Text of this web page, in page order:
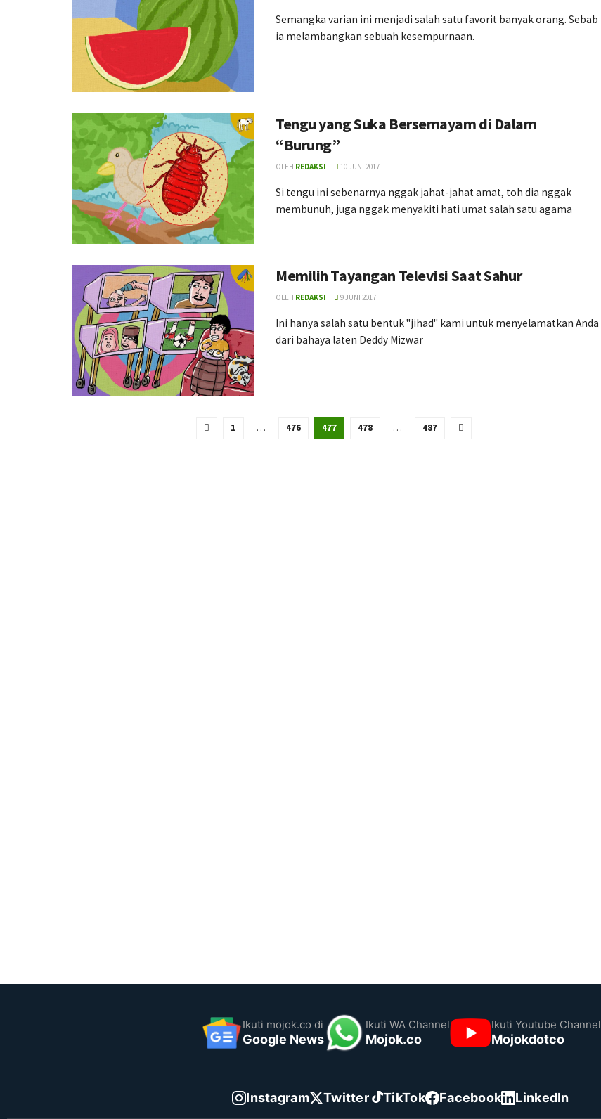
Semangka varian ini menjadi salah satu favorit banyak orang. Sebab
ia melambangkan sebuah kesempurnaan.
Tengu yang Suka Bersemayam di Dalam
“Burung”
OLEH REDAKSI 10 JUNI 2017
Si tengu ini sebenarnya nggak jahat-jahat amat, toh dia nggak
membunuh, juga nggak menyakiti hati umat salah satu agama
Memilih Tayangan Televisi Saat Sahur
OLEH REDAKSI 9 JUNI 2017
Ini hanya salah satu bentuk "jihad" kami untuk menyelamatkan Anda
dari bahaya laten Deddy Mizwar
1 … 476 477 478 … 487
Ikuti mojok.co di
Google News
Ikuti WA Channel
Mojok.co
Ikuti Youtube Channel
Mojokdotco
Instagram Twitter TikTok Facebook LinkedIn